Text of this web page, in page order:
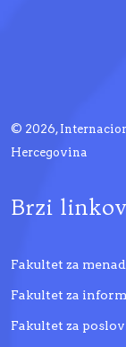
© 2026,
Hercegovina
Brzi
Fakultet za
Fakultet za
Fakultet za